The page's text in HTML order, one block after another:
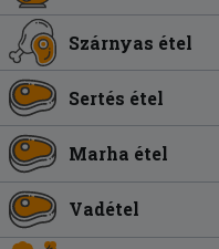
Szárnyas étel
Sertés étel
Marha étel
Vadétel